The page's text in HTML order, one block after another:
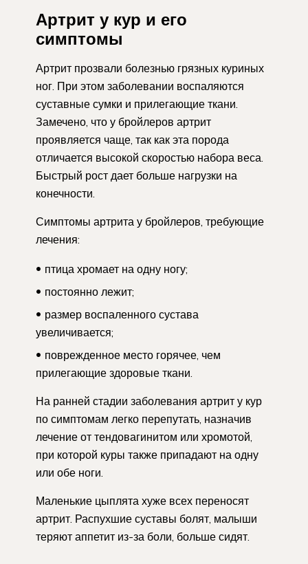
Артрит у кур и его
симптомы
Артрит прозвали болезнью грязных куриных
ног. При этом заболевании воспаляются
суставные сумки и прилегающие ткани.
Замечено, что у бройлеров артрит
проявляется чаще, так как эта порода
отличается высокой скоростью набора веса.
Быстрый рост дает больше нагрузки на
конечности.
Симптомы артрита у бройлеров, требующие
лечения:
птица хромает на одну ногу;
постоянно лежит;
размер воспаленного сустава
увеличивается;
поврежденное место горячее, чем
прилегающие здоровые ткани.
На ранней стадии заболевания артрит у кур
по симптомам легко перепутать, назначив
лечение от тендовагинитом или хромотой,
при которой куры также припадают на одну
или обе ноги.
Маленькие цыплята хуже всех переносят
артрит. Распухшие суставы болят, малыши
теряют аппетит из-за боли, больше сидят.